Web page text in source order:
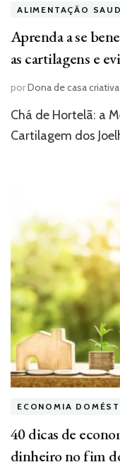
ALIMENTAÇÃO
Aprenda a se
as cartilagens e
porDona de casa criativa
Chá de Hortelã: a
Cartilagem dos
ECONOMIA
40 dicas de
dinheiro no fim